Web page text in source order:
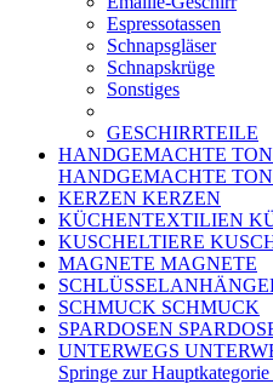
Espressotassen
Schnapsgläser
Schnapskrüge
Sonstiges
GESCHIRRTEILE
HANDGEMACHTE
HANDGEMACHTE
KERZEN KERZEN
KÜCHENTEXTILIEN
KUSCHELTIERE
MAGNETE MAGNETE
SCHMUCK SCHMUCK
SPARDOSEN
UNTERWEGS
Springe zur